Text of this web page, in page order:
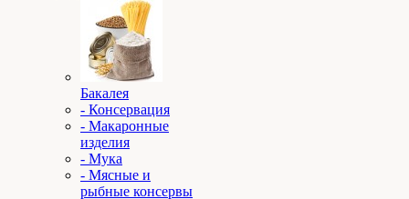
Бакалея
- Консервация
- Макаронные
изделия
- Мука
- Мясные и
рыбные консервы